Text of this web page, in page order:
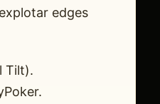
edges
Tilt).